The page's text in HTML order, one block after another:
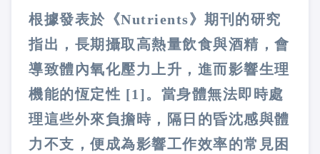
根據發表於《Nutrients》期刊的研究
指出，長期攝取高熱量飲食與酒精，會
導致體內氧化壓力上升，進而影響生理
機能的恆定性 [1]。當身體無法即時處
理這些外來負擔時，隔日的昏沈感與體
力不支，便成為影響工作效率的常見困